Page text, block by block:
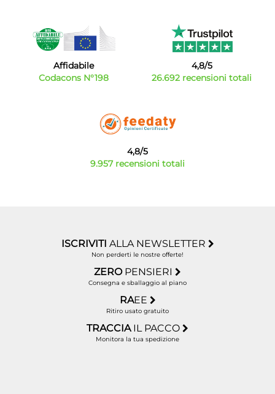
Affidabile
Codacons N°198
4,8/5
26.692 recensioni totali
4,8/5
9.957 recensioni totali
ISCRIVITI ALLA NEWSLETTER
Non perderti le nostre offerte!
ZERO PENSIERI
Consegna e sballaggio al piano
RAEE
Ritiro usato gratuito
TRACCIA IL PACCO
Monitora la tua spedizione